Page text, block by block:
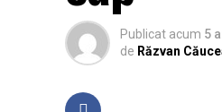
Publicat acum 5
de Răzvan